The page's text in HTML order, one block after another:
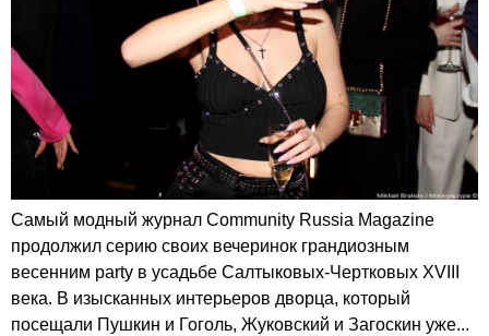
Самый модный журнал Community Russia Magazine
продолжил серию своих вечеринок грандиозным
весенним party в усадьбе Салтыковых-Чертковых XVIII
века. В изысканных интерьеров дворца, который
посещали Пушкин и Гоголь, Жуковский и Загоскин уже...